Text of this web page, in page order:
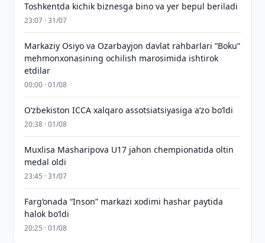
Toshkentda kichik biznesga bino va yer bepul beriladi
23:07 · 31/07
Markaziy Osiyo va Ozarbayjon davlat rahbarlari “Boku”
mehmonxonasining ochilish marosimida ishtirok
etdilar
00:00 · 01/08
O‘zbekiston ICCA xalqaro assotsiatsiyasiga aʼzo bo‘ldi
20:38 · 01/08
Muxlisa Masharipova U17 jahon chempionatida oltin
medal oldi
23:45 · 31/07
Farg‘onada “Inson” markazi xodimi hashar paytida
halok bo‘ldi
20:25 · 01/08